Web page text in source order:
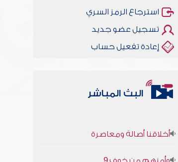
استرجاع الرمز السري
تسجيل عضو جديد
إعادة تفعيل حساب
البث المباشر